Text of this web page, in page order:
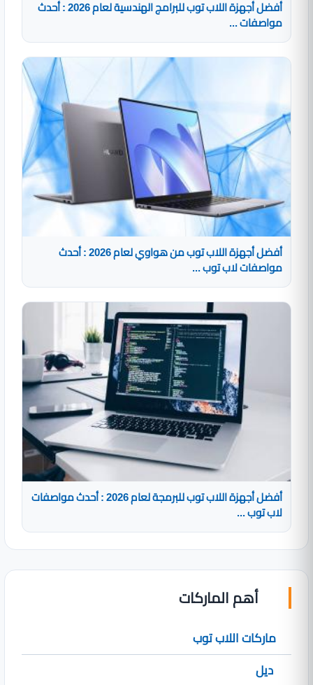
أفضل أجهزة اللاب توب للبرامج الهندسية لعام 2026 : أحدث
مواصفات ...
أفضل أجهزة اللاب توب من هواوي لعام 2026 : أحدث
مواصفات لاب توب ...
أفضل أجهزة اللاب توب للبرمجة لعام 2026 : أحدث مواصفات
لاب توب ...
أهم الماركات
ماركات اللاب توب
ديل